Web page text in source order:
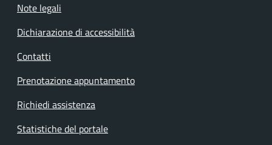
Note legali
Dichiarazione di accessibilità
Contatti
Prenotazione appuntamento
Richiedi assistenza
Statistiche del portale